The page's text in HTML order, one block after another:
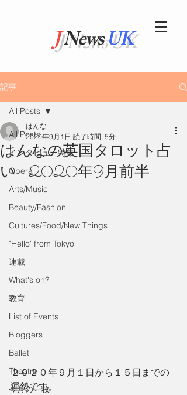
JNewsUK
記事
All Posts
インタビュー特集
Opera
Arts/Music
Beauty/Fashion
Cultures/Food/New Things
"Hello' from Tokyo
連載
What's on?
教育
List of Events
Bloggers
Ballet
Theatre
今月の一枚
All Posts
はんなの英国タロット占
い - 2020年9月前半
はんな
2020年9月1日 読了時間: 5分
２０２０年９月１日から１５日までの
運勢です。